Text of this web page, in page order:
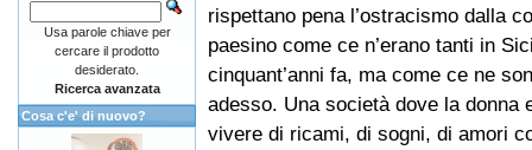
rispettano pena l’ostracismo dalla
paesino come ce n’erano tanti in
cinquant’anni fa, ma come ce ne
adesso. Una società dove la donna
vivere di ricami, di sogni, di amori
Usa parole chiave per
cercare il prodotto
desiderato.
Ricerca avanzata
Cosa c'e' di nuovo?